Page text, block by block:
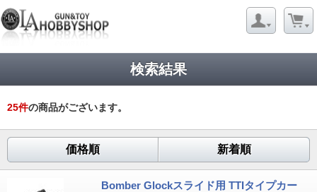
検索結果
25件の商品がございます。
価格順 新着順
Bomber Glockスライド用 TTIタイプカー